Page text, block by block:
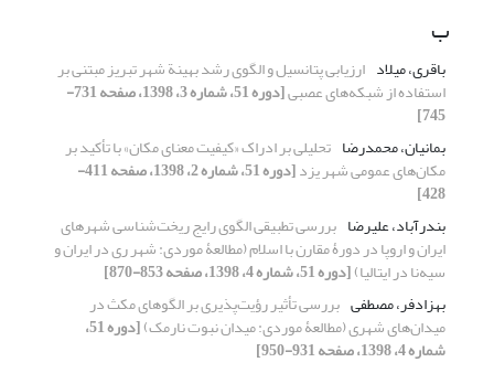
ب
باقری، میلاد ارزیابی پتانسیل و الگوی رشد بهینة شهر تبریز مبتنی بر
استفاده از شبکه‌های عصبی [دوره 51، شماره 3، 1398، صفحه 731-
745]
بمانیان، محمدرضا تحلیلی بر ادراک «کیفیت معنای مکان» با تأکید بر
مکان‌های عمومی شهر یزد [دوره 51، شماره 2، 1398، صفحه 411-
428]
بندرآباد، علیرضا بررسی تطبیقی الگوی رایج ریخت‏‌شناسی شهرهای
ایران و اروپا در دورۀ مقارن با اسلام (مطالعۀ موردی: شهر ری در ایران و
سیه‌نا در ایتالیا)[دوره 51، شماره 4، 1398، صفحه 853-870]
بهزادفر، مصطفی بررسی تأثیر رؤیت‌پذیری بر الگوهای مکث در
میدان‌های شهری (مطالعۀ موردی: میدان نبوت نارمک) [دوره 51،
شماره 4، 1398، صفحه 931-950]